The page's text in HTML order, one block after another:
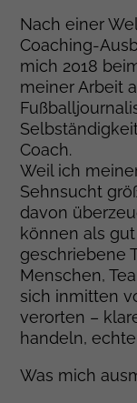
Nach einer
Coaching-
mich 2018
meiner Arbeit
Coach.
Weil ich
Sehnsucht
davon
können als
geschriebene
Menschen,
sich inmitten
verorten –
handeln,
Was mich